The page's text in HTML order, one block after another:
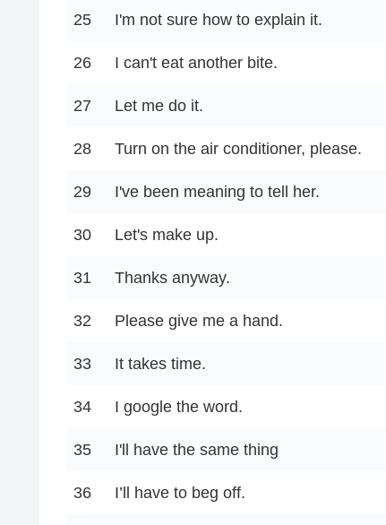
25 I'm not sure how to explain it.
26 I can't eat another bite.
27 Let me do it.
28 Turn on the air conditioner, please.
29 I've been meaning to tell her.
30 Let's make up.
31 Thanks anyway.
32 Please give me a hand.
33 It takes time.
34 I google the word.
35 I'll have the same thing
36 I’ll have to beg off.